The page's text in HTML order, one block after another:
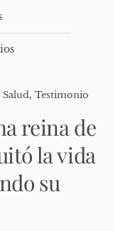
Salud, Testimonio
reina de
la vida
su